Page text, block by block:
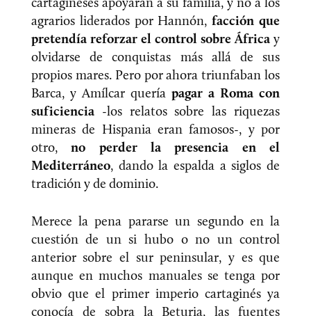
agrarios liderados por Hannón,facción que
pretendía reforzar el control sobre África y
olvidarse de conquistas más allá de sus
propios mares. Pero por ahora triunfaban los
Barca, y Amílcar queríapagar a Roma con
suficiencia-los relatos sobre las riquezas
mineras de Hispania eran famosos-, y por
otro,no perder la presencia en el
Mediterráneo, dando la espalda a siglos de
tradición y de dominio.
Merece la pena pararse un segundo en la
cuestión de un si hubo o no un control
anterior sobre el sur peninsular, y es que
aunque en muchos manuales se tenga por
obvio que el primer imperio cartaginés ya
conocía de sobra la Beturia, las fuentes